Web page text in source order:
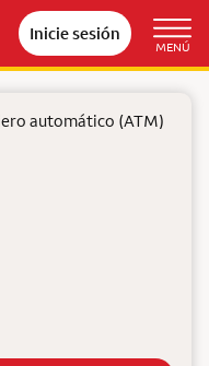
Inicie sesión
MENÚ
automático (ATM)